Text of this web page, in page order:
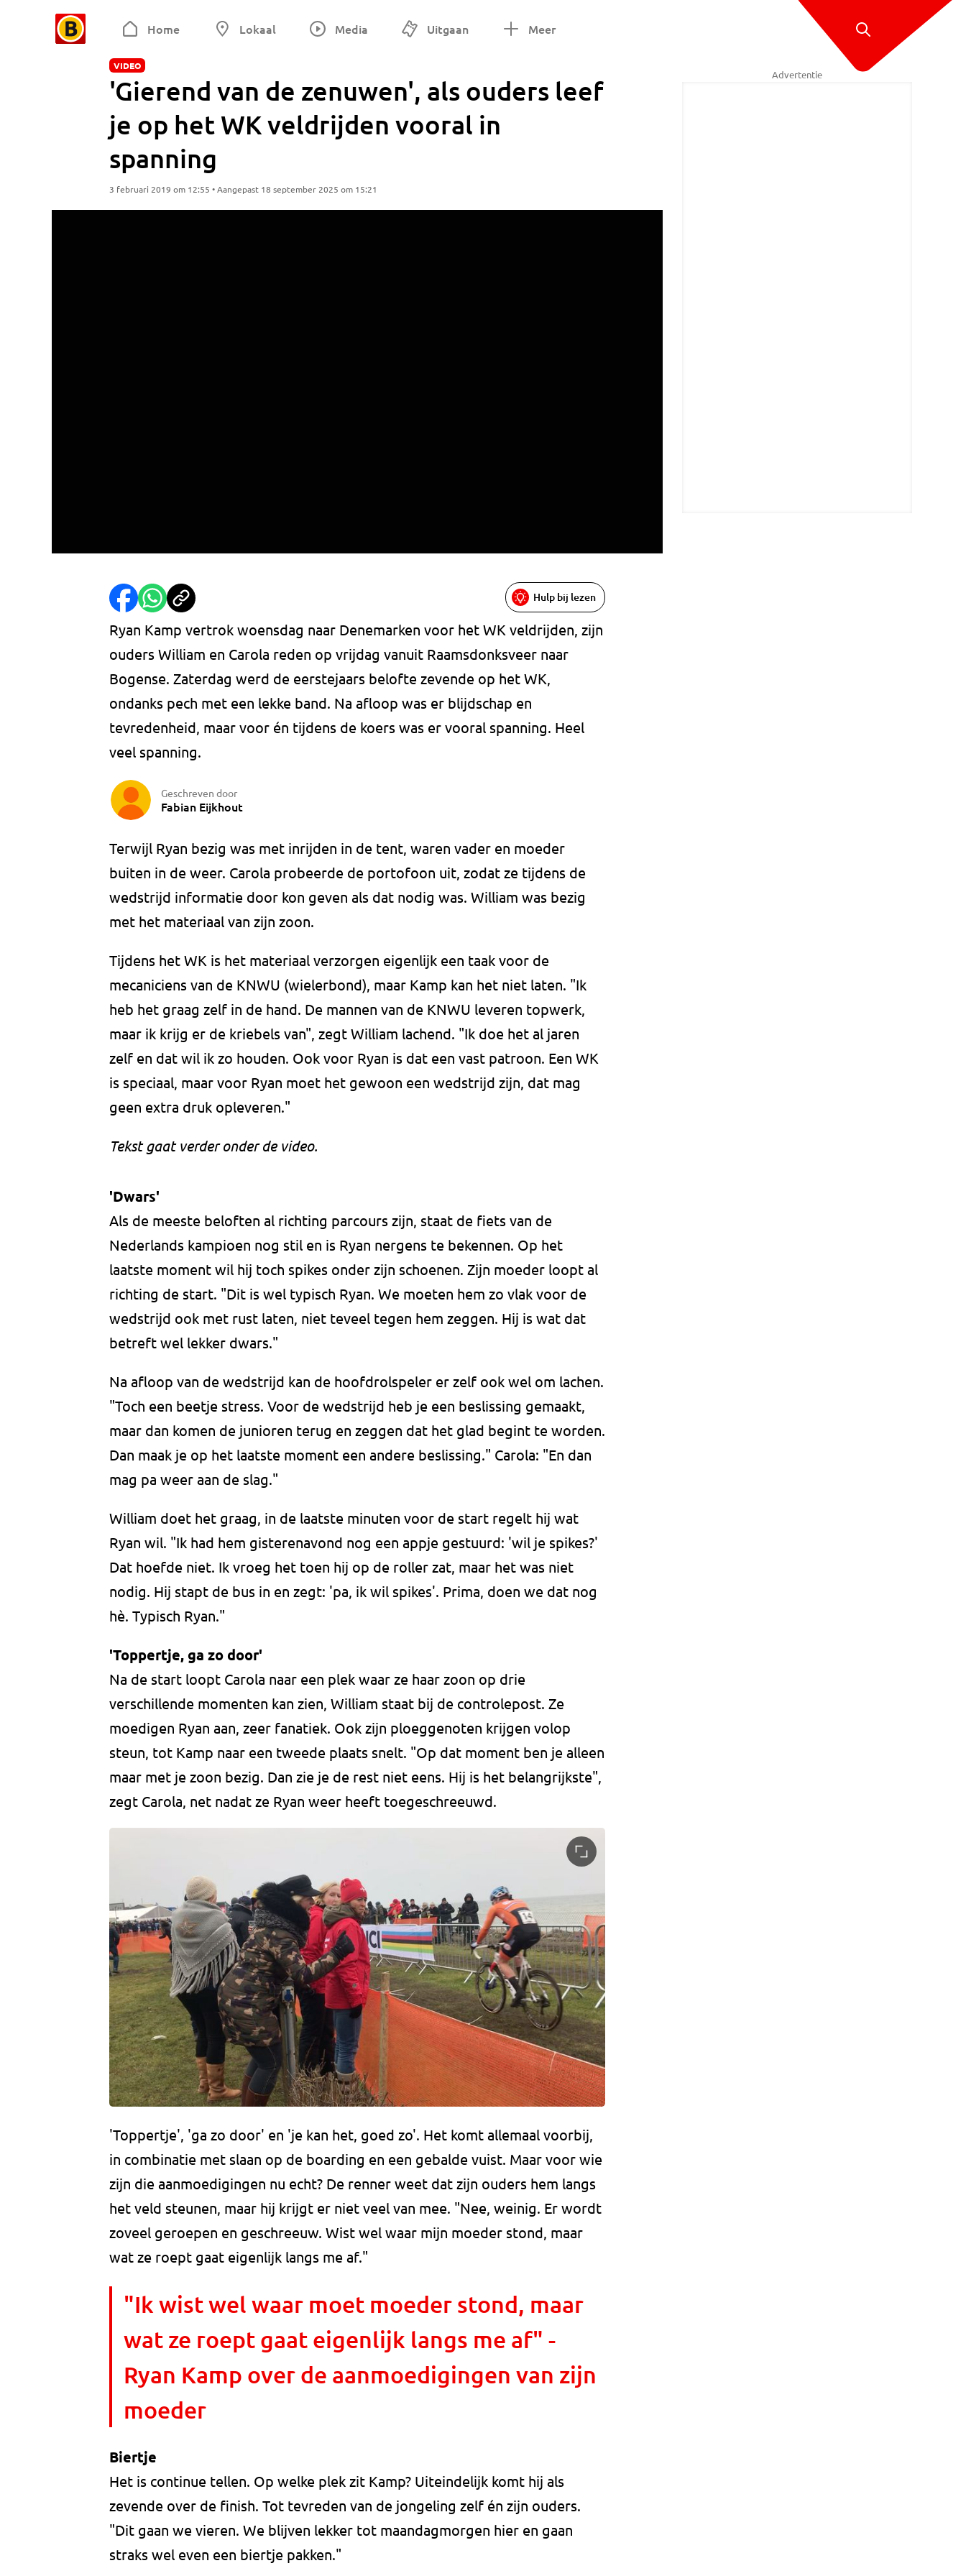
Home Lokaal Media Uitgaan Meer
VIDEO
'Gierend van de zenuwen', als ouders leef
je op het WK veldrijden vooral in
spanning
3 februari 2019 om 12:55 • Aangepast 18 september 2025 om 15:21
Hulp bij lezen
Ryan Kamp vertrok woensdag naar Denemarken voor het WK veldrijden, zijn
ouders William en Carola reden op vrijdag vanuit Raamsdonksveer naar
Bogense. Zaterdag werd de eerstejaars belofte zevende op het WK,
ondanks pech met een lekke band. Na afloop was er blijdschap en
tevredenheid, maar voor én tijdens de koers was er vooral spanning. Heel
veel spanning.
Geschreven door
Fabian Eijkhout
Terwijl Ryan bezig was met inrijden in de tent, waren vader en moeder
buiten in de weer. Carola probeerde de portofoon uit, zodat ze tijdens de
wedstrijd informatie door kon geven als dat nodig was. William was bezig
met het materiaal van zijn zoon.
Tijdens het WK is het materiaal verzorgen eigenlijk een taak voor de
mecaniciens van de KNWU (wielerbond), maar Kamp kan het niet laten. "Ik
heb het graag zelf in de hand. De mannen van de KNWU leveren topwerk,
maar ik krijg er de kriebels van", zegt William lachend. "Ik doe het al jaren
zelf en dat wil ik zo houden. Ook voor Ryan is dat een vast patroon. Een WK
is speciaal, maar voor Ryan moet het gewoon een wedstrijd zijn, dat mag
geen extra druk opleveren."
Tekst gaat verder onder de video.
'Dwars'
Als de meeste beloften al richting parcours zijn, staat de fiets van de
Nederlands kampioen nog stil en is Ryan nergens te bekennen. Op het
laatste moment wil hij toch spikes onder zijn schoenen. Zijn moeder loopt al
richting de start. "Dit is wel typisch Ryan. We moeten hem zo vlak voor de
wedstrijd ook met rust laten, niet teveel tegen hem zeggen. Hij is wat dat
betreft wel lekker dwars."
Na afloop van de wedstrijd kan de hoofdrolspeler er zelf ook wel om lachen.
"Toch een beetje stress. Voor de wedstrijd heb je een beslissing gemaakt,
maar dan komen de junioren terug en zeggen dat het glad begint te worden.
Dan maak je op het laatste moment een andere beslissing." Carola: "En dan
mag pa weer aan de slag."
William doet het graag, in de laatste minuten voor de start regelt hij wat
Ryan wil. "Ik had hem gisterenavond nog een appje gestuurd: 'wil je spikes?'
Dat hoefde niet. Ik vroeg het toen hij op de roller zat, maar het was niet
nodig. Hij stapt de bus in en zegt: 'pa, ik wil spikes'. Prima, doen we dat nog
hè. Typisch Ryan."
'Toppertje, ga zo door'
Na de start loopt Carola naar een plek waar ze haar zoon op drie
verschillende momenten kan zien, William staat bij de controlepost. Ze
moedigen Ryan aan, zeer fanatiek. Ook zijn ploeggenoten krijgen volop
steun, tot Kamp naar een tweede plaats snelt. "Op dat moment ben je alleen
maar met je zoon bezig. Dan zie je de rest niet eens. Hij is het belangrijkste",
zegt Carola, net nadat ze Ryan weer heeft toegeschreeuwd.
'Toppertje', 'ga zo door' en 'je kan het, goed zo'. Het komt allemaal voorbij,
in combinatie met slaan op de boarding en een gebalde vuist. Maar voor wie
zijn die aanmoedigingen nu echt? De renner weet dat zijn ouders hem langs
het veld steunen, maar hij krijgt er niet veel van mee. "Nee, weinig. Er wordt
zoveel geroepen en geschreeuw. Wist wel waar mijn moeder stond, maar
wat ze roept gaat eigenlijk langs me af."
"Ik wist wel waar moet moeder stond, maar
wat ze roept gaat eigenlijk langs me af" -
Ryan Kamp over de aanmoedigingen van zijn
moeder
Biertje
Het is continue tellen. Op welke plek zit Kamp? Uiteindelijk komt hij als
zevende over de finish. Tot tevreden van de jongeling zelf én zijn ouders.
"Dit gaan we vieren. We blijven lekker tot maandagmorgen hier en gaan
straks wel even een biertje pakken."
Advertentie